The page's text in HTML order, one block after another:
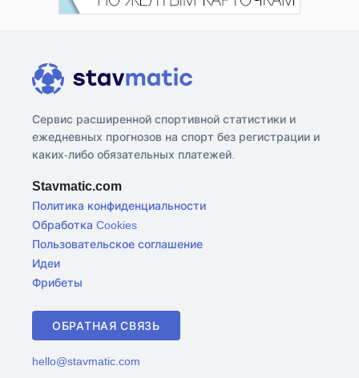
Сервис расширенной спортивной статистики и
ежедневных прогнозов на спорт без регистрации и
каких-либо обязательных платежей.
Stavmatic.com
Политика конфиденциальности
Обработка Cookies
Пользовательское соглашение
Идеи
Фрибеты
ОБРАТНАЯ СВЯЗЬ
hello@stavmatic.com